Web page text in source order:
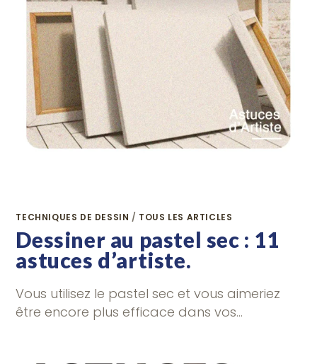
TECHNIQUES DE DESSIN / TOUS LES ARTICLES
Dessiner au pastel sec : 11
astuces d’artiste.
Vous utilisez le pastel sec et vous aimeriez
être encore plus efficace dans vos…